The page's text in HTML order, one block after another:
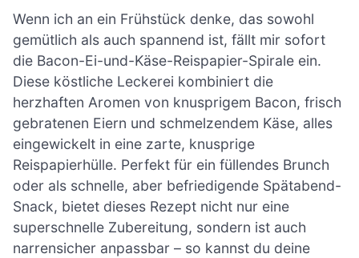
Wenn ich an ein Frühstück denke, das sowohl
gemütlich als auch spannend ist, fällt mir sofort
die Bacon-Ei-und-Käse-Reispapier-Spirale ein.
Diese köstliche Leckerei kombiniert die
herzhaften Aromen von knusprigem Bacon, frisch
gebratenen Eiern und schmelzendem Käse, alles
eingewickelt in eine zarte, knusprige
Reispapierhülle. Perfekt für ein füllendes Brunch
oder als schnelle, aber befriedigende Spätabend-
Snack, bietet dieses Rezept nicht nur eine
superschnelle Zubereitung, sondern ist auch
narrensicher anpassbar – so kannst du deine